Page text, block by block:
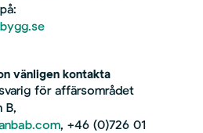
vänligen kontakta
för affärsområdet
B,
, +46 (0)726 01